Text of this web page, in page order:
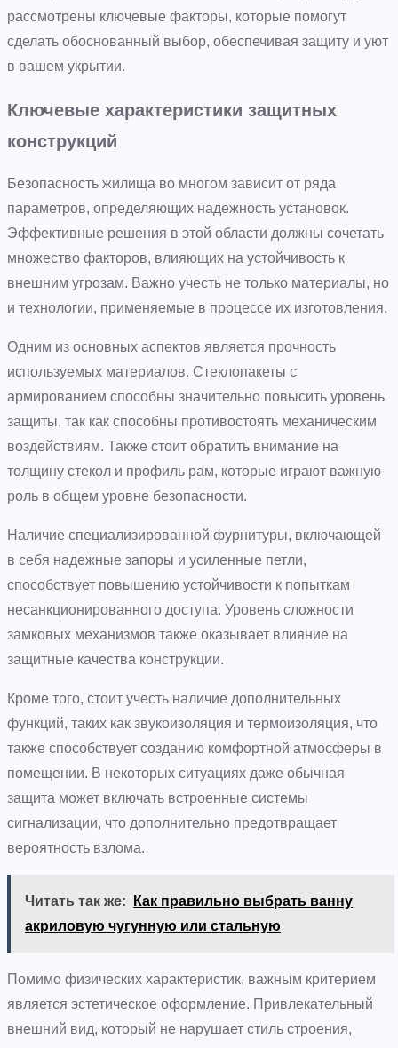
рассмотрены ключевые факторы, которые помогут
сделать обоснованный выбор, обеспечивая защиту и уют
в вашем укрытии.
Ключевые характеристики защитных
конструкций
Безопасность жилища во многом зависит от ряда
параметров, определяющих надежность установок.
Эффективные решения в этой области должны сочетать
множество факторов, влияющих на устойчивость к
внешним угрозам. Важно учесть не только материалы, но
и технологии, применяемые в процессе их изготовления.
Одним из основных аспектов является прочность
используемых материалов. Стеклопакеты с
армированием способны значительно повысить уровень
защиты, так как способны противостоять механическим
воздействиям. Также стоит обратить внимание на
толщину стекол и профиль рам, которые играют важную
роль в общем уровне безопасности.
Наличие специализированной фурнитуры, включающей
в себя надежные запоры и усиленные петли,
способствует повышению устойчивости к попыткам
несанкционированного доступа. Уровень сложности
замковых механизмов также оказывает влияние на
защитные качества конструкции.
Кроме того, стоит учесть наличие дополнительных
функций, таких как звукоизоляция и термоизоляция, что
также способствует созданию комфортной атмосферы в
помещении. В некоторых ситуациях даже обычная
защита может включать встроенные системы
сигнализации, что дополнительно предотвращает
вероятность взлома.
Читать так же:
Как правильно выбрать ванну
акриловую чугунную или стальную
Помимо физических характеристик, важным критерием
является эстетическое оформление. Привлекательный
внешний вид, который не нарушает стиль строения,